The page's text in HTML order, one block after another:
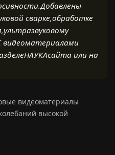
сварке,обработке
видеоматериалами
или на
видеоматериалы
высокой